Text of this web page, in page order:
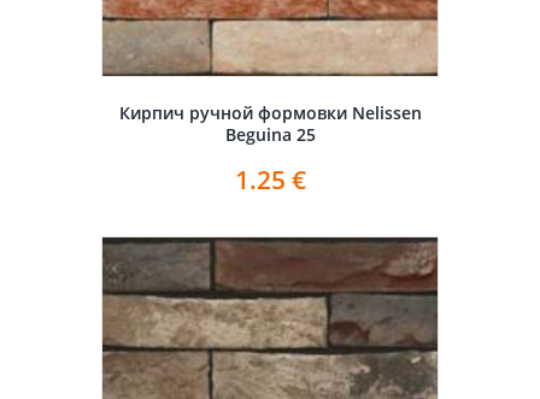
Кирпич ручной формовки Nelissen
Beguina 25
1.25 €